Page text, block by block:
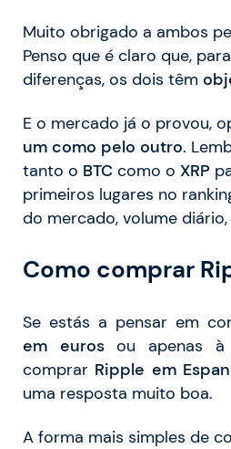
Muito obrigado a ambos
Penso que é claro que,
diferenças, os dois têm
E o mercado já o provou,
um como pelo outro.
tanto o BTC como o XRP
primeiros lugares no
do mercado, volume
Como comprar
Se estás a pensar em
em eurosou apenas à
comprar Ripple em
uma resposta muito boa.
A forma mais simples de